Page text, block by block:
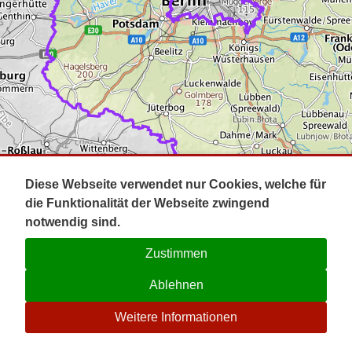
Impressum
Kontakt
☉
Diese Webseite verwendet nur Cookies, welche für
die Funktionalität der Webseite zwingend
notwendig sind.
Zustimmen
Ablehnen
Weitere Informationen